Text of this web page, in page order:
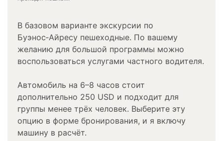
В базовом варианте экскурсии по
Буэнос‑Айресу пешеходные. По вашему
желанию для большой программы можно
воспользоваться услугами частного водителя.
Автомобиль на 6–8 часов стоит
дополнительно 250 USD и подходит для
группы менее трёх человек. Выберите эту
опцию в форме бронирования, и я включу
машину в расчёт.